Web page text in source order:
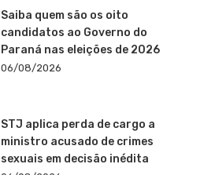
Saiba quem são os oito
candidatos ao Governo do
Paraná nas eleições de 2026
06/08/2026
STJ aplica perda de cargo a
ministro acusado de crimes
sexuais em decisão inédita